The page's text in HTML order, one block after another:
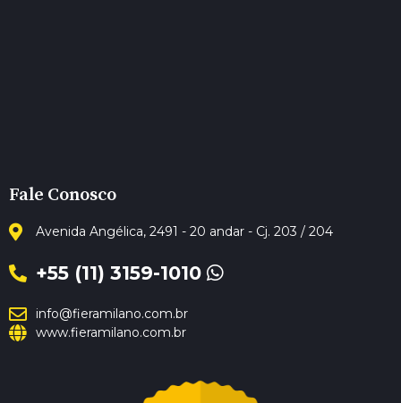
Fale Conosco
Avenida Angélica, 2491 - 20 andar - Cj. 203 / 204
+55 (11) 3159-1010
info@fieramilano.com.br
www.fieramilano.com.br